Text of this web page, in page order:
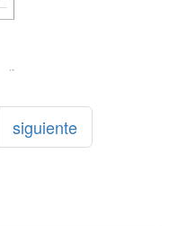
siguiente